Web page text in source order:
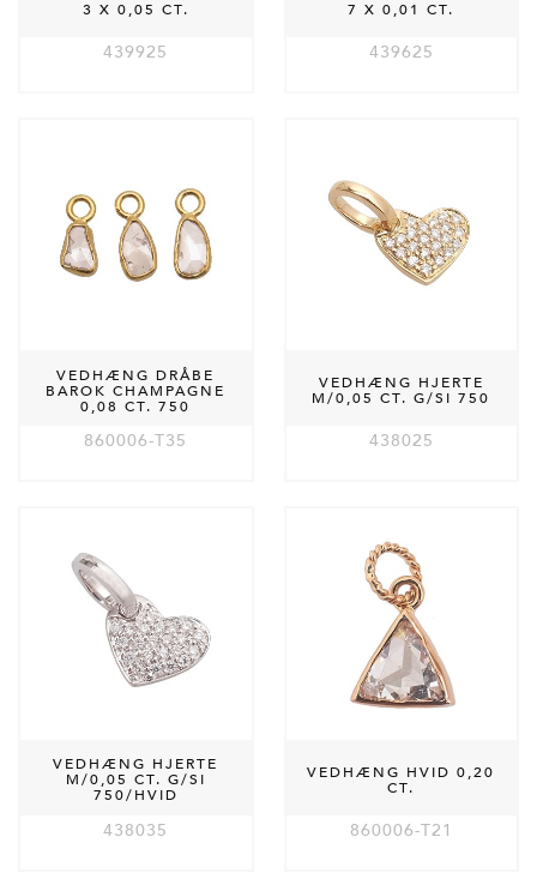
3 X 0,05 CT.
439925
7 X 0,01 CT.
439625
VEDHÆNG DRÅBE
BAROK CHAMPAGNE
0,08 CT. 750
860006-T35
VEDHÆNG HJERTE
M/0,05 CT. G/SI 750
438025
VEDHÆNG HJERTE
M/0,05 CT. G/SI
750/HVID
438035
VEDHÆNG HVID 0,20
CT.
860006-T21